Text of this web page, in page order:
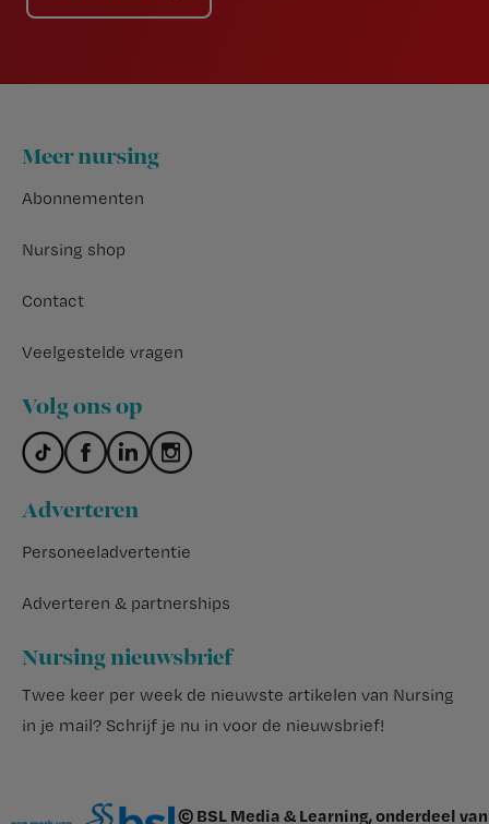
Footer
Meer nursing
Abonnementen
Nursing shop
Contact
Veelgestelde vragen
Volg ons op
Adverteren
Personeeladvertentie
Adverteren & partnerships
Nursing nieuwsbrief
Twee keer per week de nieuwste artikelen van Nursing
in je mail? Schrijf je nu in voor de nieuwsbrief!
© BSL Media & Learning, onderdeel van